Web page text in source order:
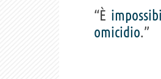
“È
omicidio.”